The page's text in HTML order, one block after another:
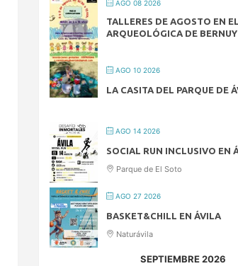
AGO 08 2026
TALLERES DE AGOSTO EN
ARQUEOLÓGICA DE
AGO 10 2026
LA CASITA DEL PARQUE DE
AGO 14 2026
SOCIAL RUN INCLUSIVO EN
Parque de El Soto
AGO 27 2026
BASKET&CHILL EN ÁVILA
Naturávila
SEPTIEMBRE 2026